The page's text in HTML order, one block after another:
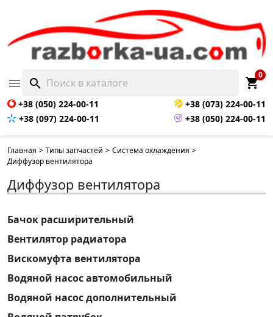
 search shopping_cart
0
+38 (050) 224-00-11
+38 (073) 224-00-11
+38 (097) 224-00-11
+38 (050) 224-00-11
Главная > Типы запчастей > Система охлаждения >
Диффузор вентилятора
Диффузор вентилятора
Бачок расширительный
Вентилятор радиатора
Вискомуфта вентилятора
Водяной насос автомобильный
Водяной насос дополнительный